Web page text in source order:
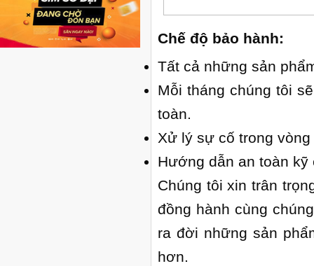
Chế độ bảo hành:
Tất cả những sản
Mỗi tháng chúng tôi
toàn.
Xử lý sự cố trong vòng
Hướng dẫn an toàn
Chúng tôi xin trân
đồng hành cùng
ra đời những sản
hơn.